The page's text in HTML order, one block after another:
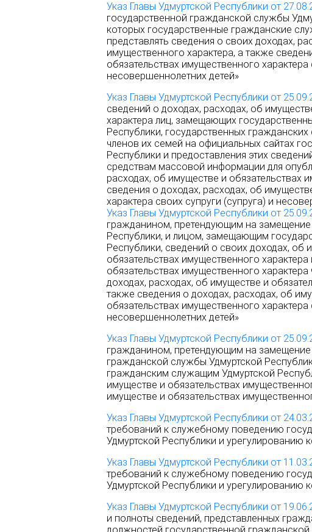
Указ Главы Удмуртской Республики от
государственной гражданской службы
которых государственные гражданские
представлять сведения о своих доходах,
имущественного характера, а также
обязательствах имущественного характера
несовершеннолетних детей»
Указ Главы Удмуртской Республики от
сведений о доходах, расходах, об
характера лиц, замещающих
Республики, государственных
членов их семей на официальных сайтах
Республики и предоставления этих
средствам массовой информации для
расходах, об имуществе и обязательствах
сведения о доходах, расходах, об
характера своих супруги (супруга) и
Указ Главы Удмуртской Республики от
гражданином, претендующим на
Республики, и лицом, замещающим
Республики, сведений о своих доходах, об
обязательствах имущественного
обязательствах имущественного
доходах, расходах, об имуществе и
также сведения о доходах, расходах, об
обязательствах имущественного характера
несовершеннолетних детей»
Указ Главы Удмуртской Республики от
гражданином, претендующим на
гражданской службы Удмуртской
гражданским служащим Удмуртской
имуществе и обязательствах
имуществе и обязательствах
Указ Главы Удмуртской Республики от
требований к служебному поведению
Удмуртской Республики и урегулированию
Указ Главы Удмуртской Республики от
требований к служебному поведению
Удмуртской Республики и урегулированию
Указ Главы Удмуртской Республики от
и полноты сведений, представленных